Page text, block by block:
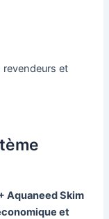
revendeurs et
Aquaneed Skim
et